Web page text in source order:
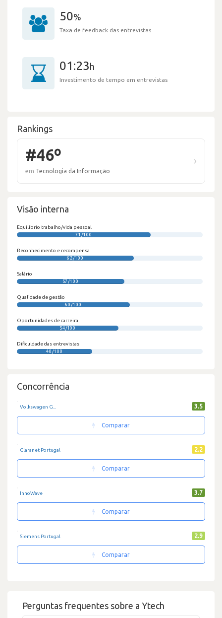
50%
Taxa de feedback das entrevistas
01:23h
Investimento de tempo em entrevistas
Perguntas frequentes sobre a Ytech
Rankings
#46º
em Tecnologia da Informação
›
Visão interna
Equilíbrio trabalho/vida pessoal
71/100
Reconhecimento e recompensa
62/100
Salário
57/100
Qualidade de gestão
60/100
Oportunidades de carreira
54/100
Dificuldade das entrevistas
40/100
Concorrência
Volkswagen G... 3.5
Comparar
Claranet Portugal 2.2
Comparar
InnoWave 3.7
Comparar
Siemens Portugal 2.9
Comparar